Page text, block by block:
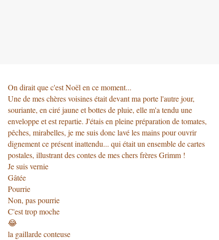
On dirait que c'est Noël en ce moment...
Une de mes chères voisines était devant ma porte l'autre jour,
souriante, en ciré jaune et bottes de pluie, elle m'a tendu une
enveloppe et est repartie. J'étais en pleine préparation de tomates,
pêches, mirabelles, je me suis donc lavé les mains pour ouvrir
dignement ce présent inattendu... qui était un ensemble de cartes
postales, illustrant des contes de mes chers frères Grimm !
Je suis vernie
Gâtée
Pourrie
Non, pas pourrie
C'est trop moche
😂
la gaillarde conteuse